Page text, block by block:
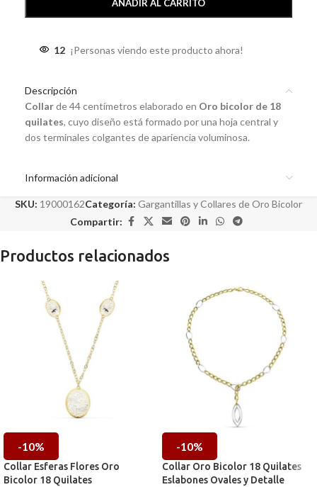
AÑADIR AL CARRITO
12 ¡Personas viendo este producto ahora!
Descripción
Collarde 44 centímetros elaborado en Oro bicolor de 18
quilates, cuyo diseño está formado por una hoja central y
dos terminales colgantes de apariencia voluminosa.
Información adicional
SKU: 19000162Categoría: Gargantillas y Collares de Oro Bicolor
Compartir:
Productos relacionados
-10%
Collar Esferas Flores Oro
Bicolor 18 Quilates
-10%
Collar Oro Bicolor 18 Quilates
Eslabones Ovales y Detalle